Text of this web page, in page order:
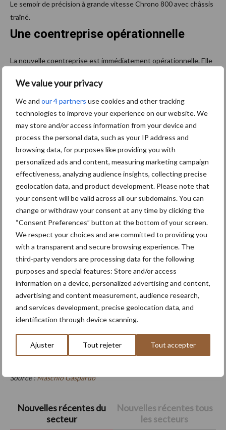
We value your privacy
We and our 4 partners use cookies and other tracking
technologies to improve your experience on our website. We
may store and/or access information from your device and
process the personal data, such as your IP address and
browsing data, for purposes like providing you with
personalized ads and content, measuring marketing campaign
effectiveness, analyzing audience insights, collecting precise
geolocation data, and product development. Please note that
your consent will be valid across all our subdomains. You can
change or withdraw your consent at any time by clicking the
“Consent Preferences” button at the bottom of your screen.
We respect your choices and are committed to providing you
with a transparent and secure browsing experience. The
third-party vendors are processing data for the following
purposes and special features: Store and/or access
information on a device, personalized advertising and content,
advertising and content measurement, audience research,
and services development, precise geolocation data, and
identification through device scanning.
Ajuster Tout rejeter Tout accepter
Le semoir de précision à grande vitesse Chrono 800 avec châssis
traîné.
Une coentreprise opérationnelle
La nouvelle coentreprise est immédiatement opérationnelle. Elle
mesure, adaptées aux conditions agronomiques et
opérationnelles nord-américaines.
concessionnaires Maschio Gaspardo et Lynx, offrant aux
agriculteurs des machines intégrées, fiables et durables, conçues
pour augmenter la productivité et le rendement tout en
réduisant les pertes et les coûts d’exploitation.
Gaspardo ; Mirco Maschio, président de Maschio Gaspardo ; et
Andrea Maschio, président de Maschio Holding.
Source :Maschio Gaspardo
Barre
latérale
Nouvelles récentes du
secteur
Nouvelles récentes tous
les secteurs